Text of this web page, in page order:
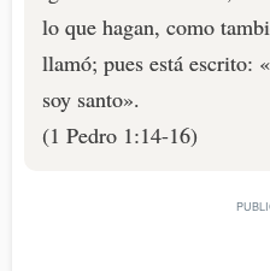
lo que hagan, como
llamó; pues está escrito:
soy santo».
(1 Pedro 1:14-16)